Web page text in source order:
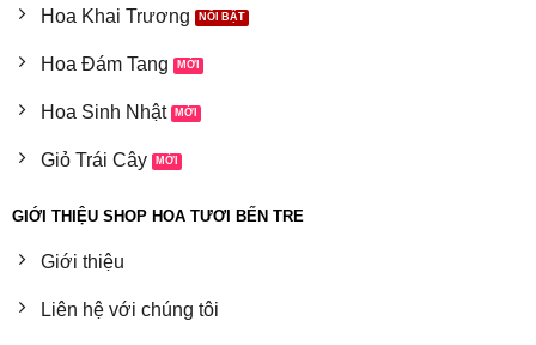
Hoa Khai Trương
Hoa Đám Tang
Hoa Sinh Nhật
Giỏ Trái Cây
GIỚI THIỆU SHOP HOA TƯƠI BẾN TRE
Giới thiệu
Liên hệ với chúng tôi